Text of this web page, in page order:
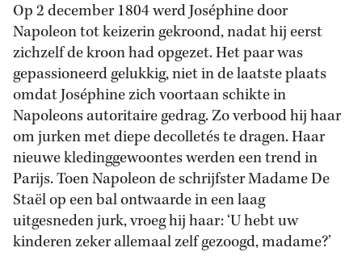
Op 2 december 1804 werd Joséphine door
Napoleon tot keizerin gekroond, nadat hij eerst
zichzelf de kroon had opgezet. Het paar was
gepassioneerd gelukkig, niet in de laatste plaats
omdat Joséphine zich voortaan schikte in
Napoleons autoritaire gedrag. Zo verbood hij haar
om jurken met diepe decolletés te dragen. Haar
nieuwe kledinggewoontes werden een trend in
Parijs. Toen Napoleon de schrijfster Madame De
Staël op een bal ontwaarde in een laag
uitgesneden jurk, vroeg hij haar: ‘U hebt uw
kinderen zeker allemaal zelf gezoogd, madame?’